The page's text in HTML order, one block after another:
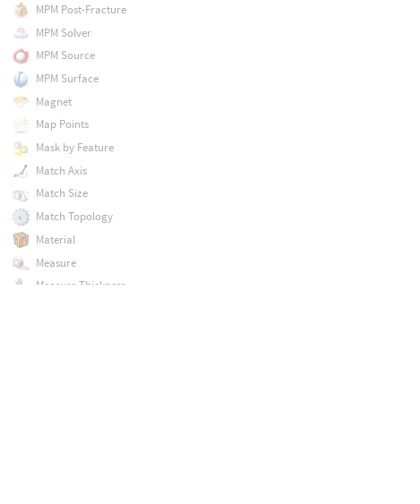
MPM Post-Fracture
MPM Solver
MPM Source
MPM Surface
Magnet
Map Points
Mask by Feature
Match Axis
Match Size
Match Topology
Material
Measure
Measure Thickness